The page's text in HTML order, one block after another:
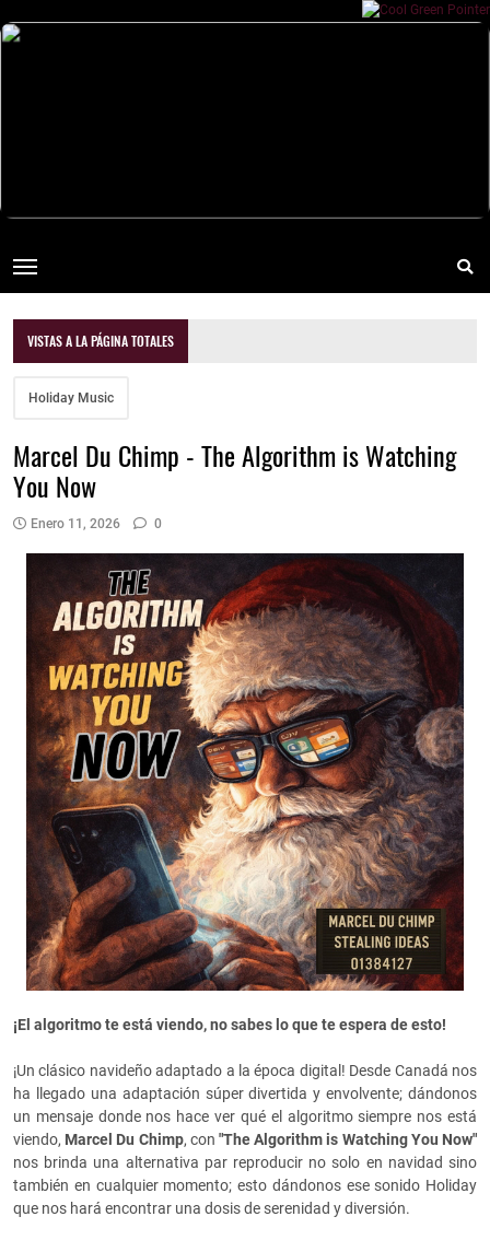
VISTAS A LA PÁGINA TOTALES
Holiday Music
Marcel Du Chimp - The Algorithm is Watching
You Now
Enero 11, 2026 0
¡El algoritmo te está viendo, no sabes lo que te espera de esto!
¡Un clásico navideño adaptado a la época digital! Desde Canadá nos
ha llegado una adaptación súper divertida y envolvente; dándonos
un mensaje donde nos hace ver qué el algoritmo siempre nos está
viendo, Marcel Du Chimp, con"The Algorithm is Watching You Now"
nos brinda una alternativa par reproducir no solo en navidad sino
también en cualquier momento; esto dándonos ese sonido Holiday
que nos hará encontrar una dosis de serenidad y diversión.